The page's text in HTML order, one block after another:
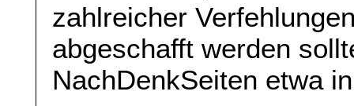
zahlreicher
abgeschafft werden
NachDenkSeiten etwa